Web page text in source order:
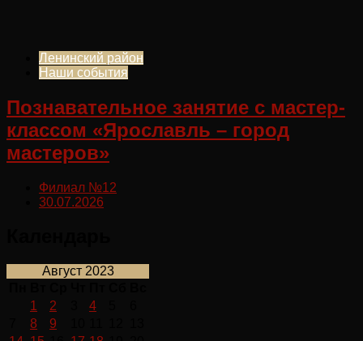
Ленинский район
Наши события
Познавательное занятие с мастер-
классом «Ярославль – город
мастеров»
Филиал №12
30.07.2026
Август 2023
1
2 4
8 9